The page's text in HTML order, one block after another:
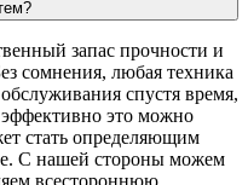
запас прочности и
сомнения, любая техника
спустя время,
эффективно это можно
стать определяющим
С нашей стороны можем